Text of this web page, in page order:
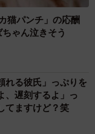
猫パンチ」の応酬
ゃん泣きそう
れる彼氏」っぷりを
遅刻するよ」っ
てますけど？笑